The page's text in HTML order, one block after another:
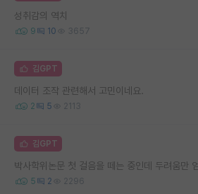
성취감의 역치
9 10 3657
김GPT
데이터 조작 관련해서 고민이네요.
2 5 2113
김GPT
박사학위논문 첫 걸음을 떼는 중인데 두려움만 엄
5 2 2296